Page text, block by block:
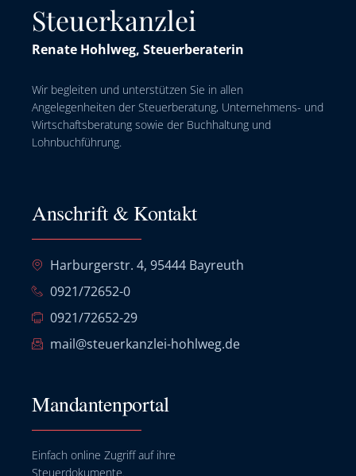
Steuerkanzlei
Renate Hohlweg, Steuerberaterin
Wir begleiten und unterstützen Sie in allen
Angelegenheiten der Steuerberatung, Unternehmens- und
Wirtschaftsberatung sowie der Buchhaltung und
Lohnbuchführung.
Anschrift & Kontakt
Harburgerstr. 4, 95444 Bayreuth
0921/72652-0
0921/72652-29
mail@steuerkanzlei-hohlweg.de
Mandantenportal
Einfach online Zugriff auf ihre
Steuerdokumente.